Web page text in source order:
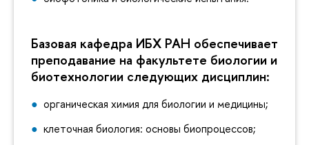
Базовая кафедра ИБХ РАН обеспечивает
преподавание на факультете биологии и
биотехнологии следующих дисциплин:
органическая химия для биологии и медицины;
клеточная биология: основы биопроцессов;